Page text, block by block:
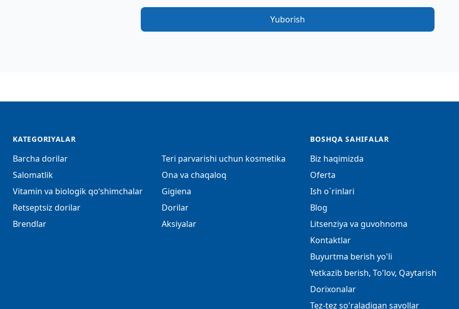
Yuborish
KATEGORIYALAR
Barcha dorilar
Salomatlik
Vitamin va biologik qo‘shimchalar
Retseptsiz dorilar
Brendlar
Teri parvarishi uchun kosmetika
Ona va chaqaloq
Gigiena
Dorilar
Aksiyalar
BOSHQA SAHIFALAR
Biz haqimizda
Oferta
Ish o`rinlari
Blog
Litsenziya va guvohnoma
Kontaktlar
Buyurtma berish yo'li
Yetkazib berish, To'lov, Qaytarish
Dorixonalar
Tez-tez so'raladigan savollar